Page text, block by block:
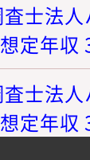
士法
想定年
士法
想定年